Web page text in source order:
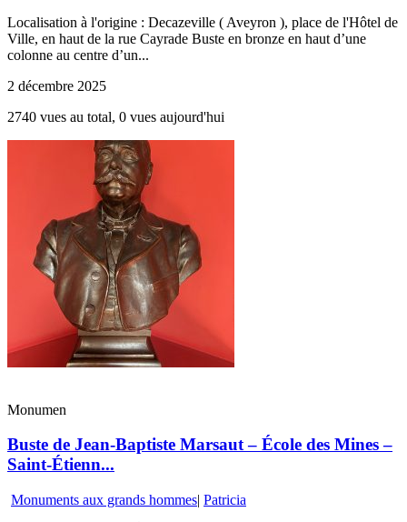
Localisation à l'origine : Decazeville ( Aveyron ), place de l'Hôtel de
Ville, en haut de la rue Cayrade Buste en bronze en haut d’une
colonne au centre d’un...
2 décembre 2025
2740 vues au total, 0 vues aujourd'hui
Monumen
Buste de Jean-Baptiste Marsaut – École des Mines –
Saint-Étienn...
Monuments aux grands hommes| Patricia